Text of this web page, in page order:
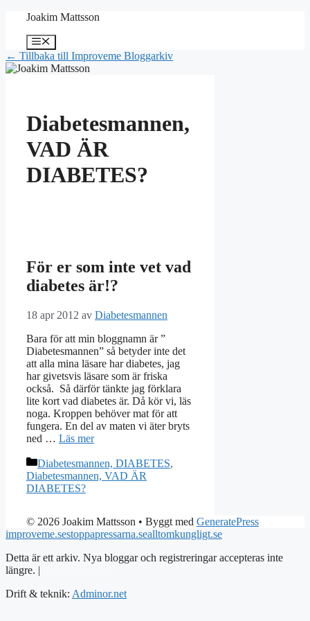
Hoppa
innehåll
Joakim Mattsson
Meny
← Tillbaka till Improveme Bloggarkiv
Diabetesmannen,
VAD ÄR
DIABETES?
För er som inte vet vad
diabetes är!?
18 apr 2012 av Diabetesmannen
Bara för att min bloggnamn är ”
Diabetesmannen” så betyder inte det
att alla mina läsare har diabetes, jag
har givetsvis läsare som är friska
också. Så därför tänkte jag förklara
lite kort vad diabetes är. Då kör vi, läs
noga. Kroppen behöver mat för att
fungera. En del av maten vi äter bryts
ned … Läs mer
Kategorier
Diabetesmannen, DIABETES,
Diabetesmannen, VAD ÄR
DIABETES?
© 2026 Joakim Mattsson • Byggt med GeneratePress
improveme.sestoppapressarna.sealltomkungligt.se
Detta är ett arkiv. Nya bloggar och registreringar accepteras inte
längre. |
Drift & teknik: Adminor.net